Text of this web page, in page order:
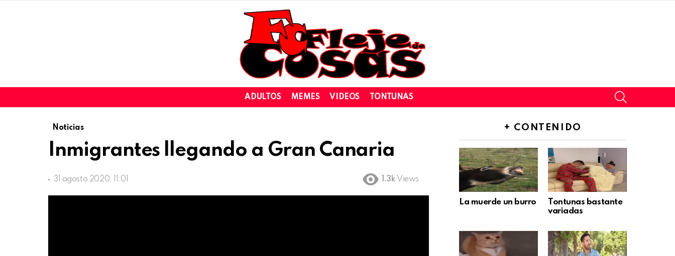
ADULTOS MEMES VIDEOS TONTUNAS
Noticias
Inmigrantes llegando a Gran Canaria
31 agosto 2020, 11:01 1.3k Views
+ CONTENIDO
La muerde un burro
Tontunas bastante
variadas